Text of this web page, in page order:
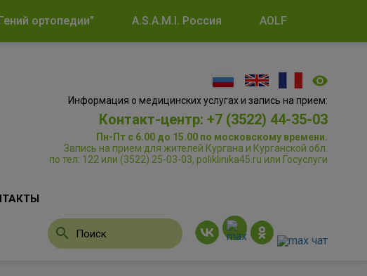
ортопедии" A.S.A.M.I. Россия AOLF
Информация о медицинских услугах и запись на прием:
Контакт-центр: +7 (3522) 44-35-03
Пн-Пт с 6.00 до 15.00 по московскому времени.
Запись на прием для жителей Кургана и Курганской обл.
по тел: 122 или (3522) 25-03-03, poliklinika45.ru или Госуслуги